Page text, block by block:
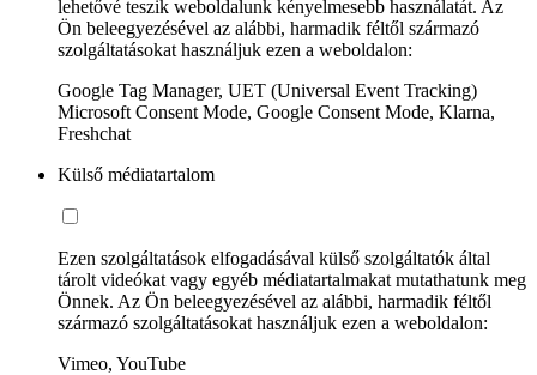
lehetővé teszik weboldalunk kényelmesebb használatát. Az
Ön beleegyezésével az alábbi, harmadik féltől származó
szolgáltatásokat használjuk ezen a weboldalon:
Google Tag Manager, UET (Universal Event Tracking)
Microsoft Consent Mode, Google Consent Mode, Klarna,
Freshchat
Külső médiatartalom
Ezen szolgáltatások elfogadásával külső szolgáltatók által
tárolt videókat vagy egyéb médiatartalmakat mutathatunk meg
Önnek. Az Ön beleegyezésével az alábbi, harmadik féltől
származó szolgáltatásokat használjuk ezen a weboldalon:
Vimeo, YouTube